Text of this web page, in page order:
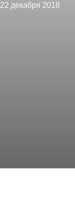
22 декабря 2018